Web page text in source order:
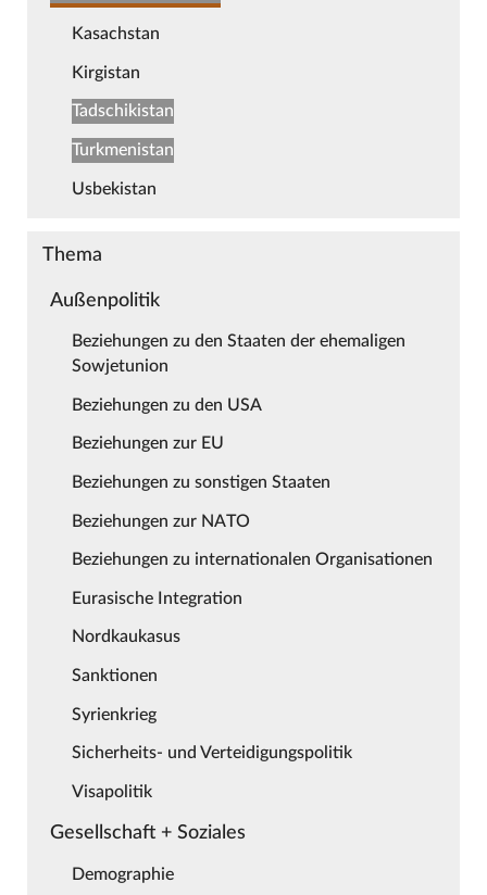
Kasachstan
Kirgistan
Tadschikistan
Turkmenistan
Usbekistan
Thema
Außenpolitik
Beziehungen zu den Staaten der ehemaligen
Sowjetunion
Beziehungen zu den USA
Beziehungen zur EU
Beziehungen zu sonstigen Staaten
Beziehungen zur NATO
Beziehungen zu internationalen Organisationen
Eurasische Integration
Nordkaukasus
Sanktionen
Syrienkrieg
Sicherheits- und Verteidigungspolitik
Visapolitik
Gesellschaft + Soziales
Demographie